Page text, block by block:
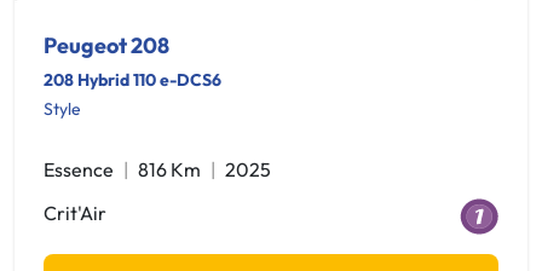
Peugeot 208
208 Hybrid 110 e-DCS6
Style
Essence 816 Km
2025
Crit'Air